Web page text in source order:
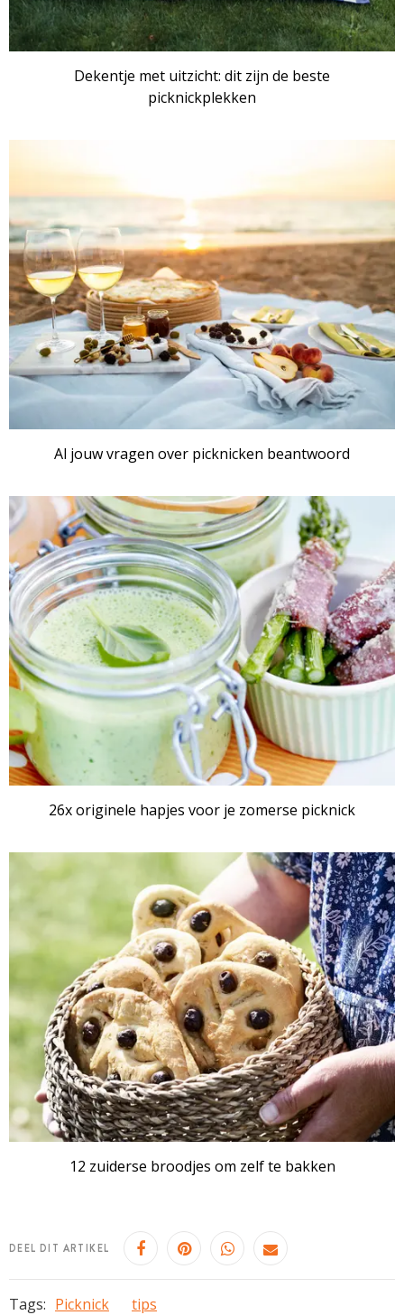
Dekentje met uitzicht: dit zijn de beste
picknickplekken
Al jouw vragen over picknicken beantwoord
26x originele hapjes voor je zomerse picknick
12 zuiderse broodjes om zelf te bakken
DEEL DIT ARTIKEL
Tags: Picknick tips